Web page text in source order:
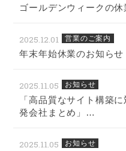
ゴールデンウィークの
2025.12.01 営業のご案内
年末年始休業のお知らせ
2025.11.05 お知らせ
「高品質なサイト構築
発会社まとめ」…
2025.11.05 お知らせ